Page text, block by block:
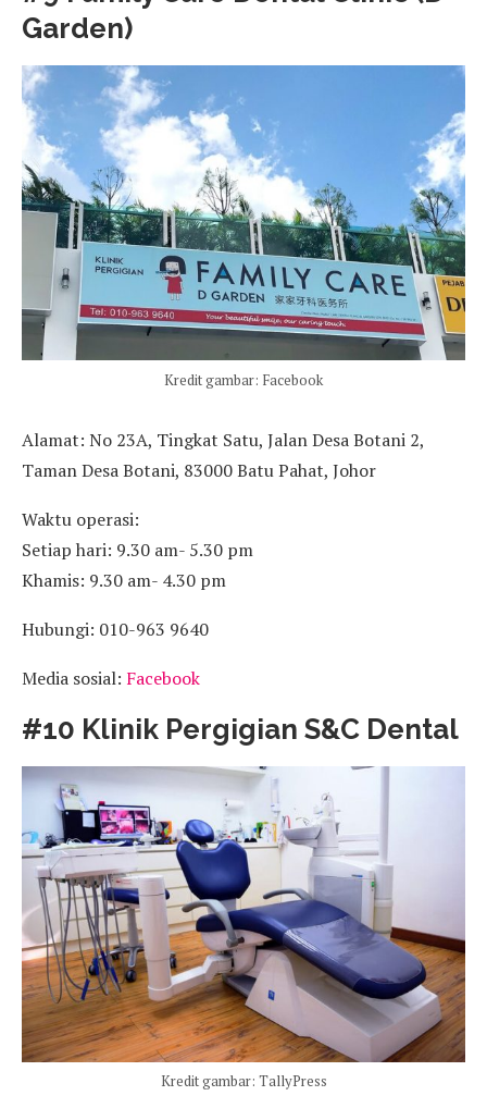
Garden)
Kredit gambar: Facebook
Alamat: No 23A, Tingkat Satu, Jalan Desa Botani 2,
Taman Desa Botani, 83000 Batu Pahat, Johor
Waktu operasi:
Setiap hari: 9.30 am- 5.30 pm
Khamis: 9.30 am- 4.30 pm
Hubungi: 010-963 9640
Media sosial: Facebook
#10 Klinik Pergigian S&C Dental
Kredit gambar: TallyPress